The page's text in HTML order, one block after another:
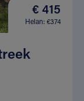
€ 415
Helan: €374